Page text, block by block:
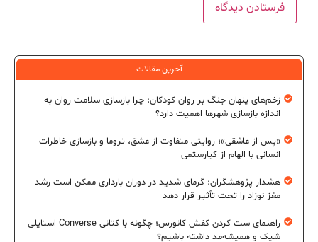
آخرین مقالات
زخم‌های پنهان جنگ بر روان کودکان؛ چرا بازسازی سلامت روان به
اندازه بازسازی شهرها اهمیت دارد؟
«پس از عاشقی»؛ روایتی متفاوت از عشق، تروما و بازسازی خاطرات
انسانی با الهام از کیارستمی
هشدار پژوهشگران: گرمای شدید در دوران بارداری ممکن است رشد
مغز نوزاد را تحت تأثیر قرار دهد
راهنمای ست کردن کفش کانورس؛ چگونه با کتانی Converse استایلی
شیک و همیشه‌مد داشته باشیم؟